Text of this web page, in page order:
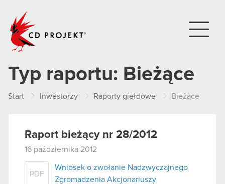
Typ raportu: Bieżące
Start Inwestorzy Raporty giełdowe Bieżące
Raport bieżący nr 28/2012
16 października 2012
PDF
Wniosek o zwołanie Nadzwyczajnego
Zgromadzenia Akcjonariuszy